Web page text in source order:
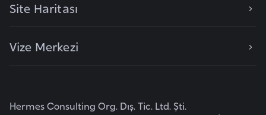
Site Haritası
Vize Merkezi
Hermes Consulting Org. Dış. Tic. Ltd. Şti.
y
t